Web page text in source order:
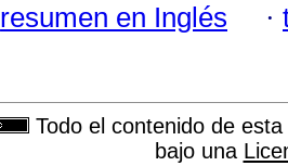
resumen en Inglés ·
Todo el contenido de
bajo una